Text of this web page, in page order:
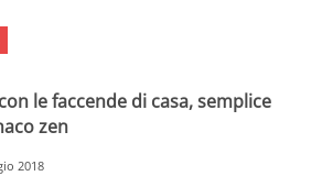
le faccende di casa, semplice
zen
2018